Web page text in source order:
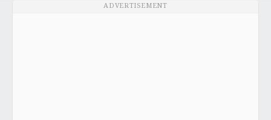
ADVERTISEMENT